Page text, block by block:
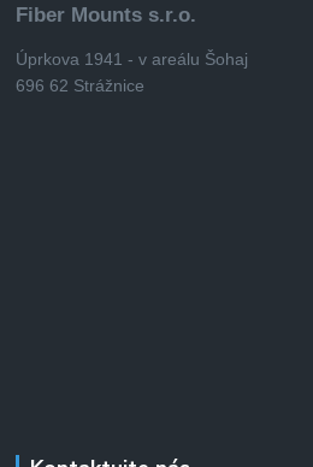
Fiber Mounts s.r.o.
Úprkova 1941 - v areálu Šohaj
696 62 Strážnice